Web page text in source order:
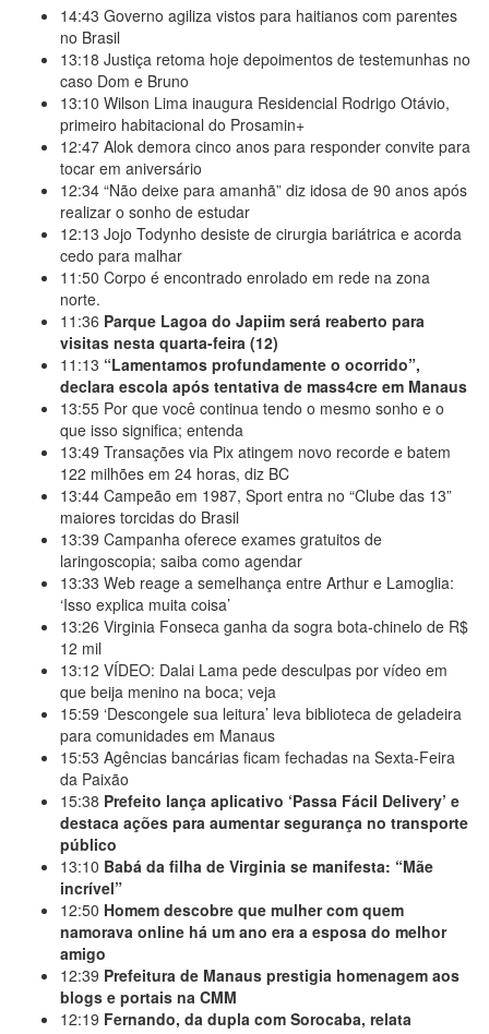
14:43 Governo agiliza vistos para haitianos com parentes
no Brasil
13:18 Justiça retoma hoje depoimentos de testemunhas no
caso Dom e Bruno
13:10 Wilson Lima inaugura Residencial Rodrigo Otávio,
primeiro habitacional do Prosamin+
12:47 Alok demora cinco anos para responder convite para
tocar em aniversário
12:34 “Não deixe para amanhã” diz idosa de 90 anos após
realizar o sonho de estudar
12:13 Jojo Todynho desiste de cirurgia bariátrica e acorda
cedo para malhar
11:50 Corpo é encontrado enrolado em rede na zona
norte.
11:36 Parque Lagoa do Japiim será reaberto para
visitas nesta quarta-feira (12)
11:13 “Lamentamos profundamente o ocorrido”,
declara escola após tentativa de mass4cre em Manaus
13:55 Por que você continua tendo o mesmo sonho e o
que isso significa; entenda
13:49 Transações via Pix atingem novo recorde e batem
122 milhões em 24 horas, diz BC
13:44 Campeão em 1987, Sport entra no “Clube das 13”
maiores torcidas do Brasil
13:39 Campanha oferece exames gratuitos de
laringoscopia; saiba como agendar
13:33 Web reage a semelhança entre Arthur e Lamoglia:
‘Isso explica muita coisa’
13:26 Virginia Fonseca ganha da sogra bota-chinelo de R$
12 mil
13:12 VÍDEO: Dalai Lama pede desculpas por vídeo em
que beija menino na boca; veja
15:59 ‘Descongele sua leitura’ leva biblioteca de geladeira
para comunidades em Manaus
15:53 Agências bancárias ficam fechadas na Sexta-Feira
da Paixão
15:38 Prefeito lança aplicativo ‘Passa Fácil Delivery’ e
destaca ações para aumentar segurança no transporte
público
13:10 Babá da filha de Virginia se manifesta: “Mãe
incrível”
12:50 Homem descobre que mulher com quem
namorava online há um ano era a esposa do melhor
amigo
12:39 Prefeitura de Manaus prestigia homenagem aos
blogs e portais na CMM
12:19 Fernando, da dupla com Sorocaba, relata